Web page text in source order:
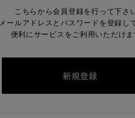
こちらから会員登録を行って下さい
メールアドレスとパスワードを登録し
便利にサービスをご利用いただけま